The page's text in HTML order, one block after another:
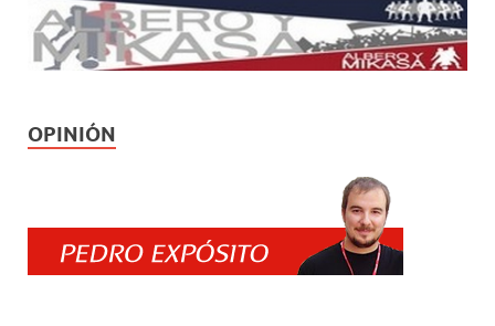
OPINIÓN